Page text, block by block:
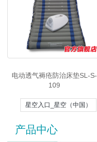
电动透气褥疮防治床垫SL-S-
109
星空入口_星空（中国）
产品中心